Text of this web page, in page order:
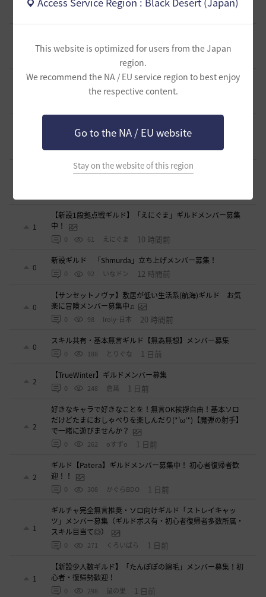
This website is optimized for users from the Japan
region.
We recommend the NA / EU service region to best enjoy
the respective content.
Go to the NA / EU website
Stay on the website of this region
0
0
🔶◇
たりほー-日本
【夢の結びめ】ワイワイ楽しめるメンバー募集中！🩷🧡💛💚
苦手な方も歓迎致します
0 21 xマキナx-日本 2 時間前
【🍀もんぶらん喫茶🍀】新規復帰者大歓迎！まったり自由な
1
【新設1段拠点戦ギルド】「えにぐま」ギルドメンバー募集
中！
0 61 えにぐま 10 時間前
0
新設ギルド 「Shmurda」立ち上げメンバー募集！
0 92 いなドン 12 時間前
0
【サンセットノヴァ】敷居が低い生活系(航海)ギルド お気
楽に冒険メンバー募集中♫
0 98 Iroly-日本 20 時間前
0
スキル共有・基本無言ギルド【無為無想】メンバー募集
0 188 とりぐな 1 日前
2
【TrueWinter】ギルドメンバー募集
0 248 倉葉 1 日前
2
好きなキャラで好きなことを！無言OK挨拶自由！基本ソロ
だけどたまにおしゃべりを楽しんだり(*'ω'*)【魔弾の射手】
で一緒に遊びませんか？
0 262 oすずo 1 日前
2
ギルド【Patera】ギルドメンバー募集中！ 初心者復帰者歓
迎！！
0 308 かぐらBDO 1 日前
1
ギルチャ完全無言推奨・ソロ向けギルド「ストレイキャッ
ツ」メンバー募集（ギルドボス有・初心者復帰者多数所属・
スキル目当て◎）
0 271 くろいばら 1 日前
1
【新設少人数ギルド】「たんぽぽの綿毛」メンバー募集！初
心者・復帰勢歓迎！
0 298 鼠の巣 1 日前